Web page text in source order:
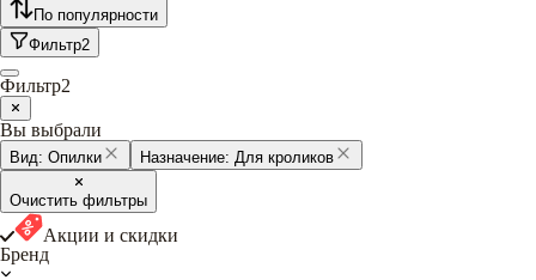
По популярности
Фильтр2
Фильтр2
Вы выбрали
Вид: Опилки Назначение: Для кроликов
Очистить фильтры
Акции и скидки
Бренд